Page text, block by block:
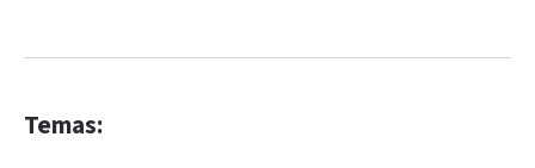
Temas: